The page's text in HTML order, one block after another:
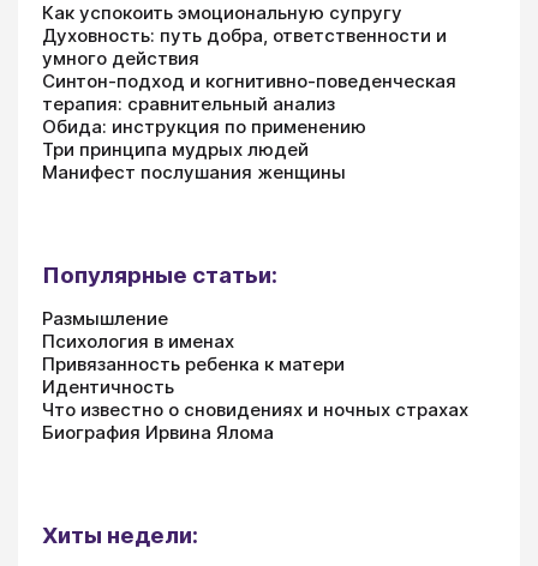
Как успокоить эмоциональную супругу
Духовность: путь добра, ответственности и
умного действия
Синтон-подход и когнитивно-поведенческая
терапия: сравнительный анализ
Обида: инструкция по применению
Три принципа мудрых людей
Манифест послушания женщины
Популярные статьи:
Размышление
Психология в именах
Привязанность ребенка к матери
Идентичность
Что известно о сновидениях и ночных страхах
Биография Ирвина Ялома
Хиты недели: